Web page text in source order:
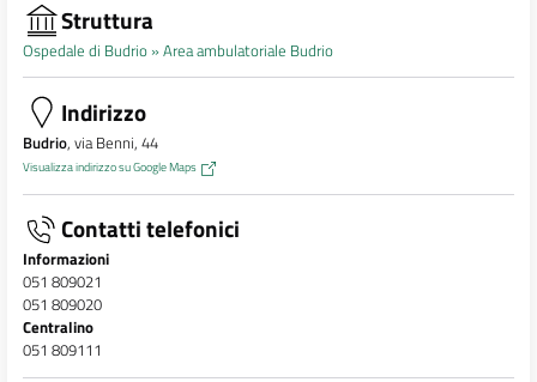
Struttura
Ospedale di Budrio »Area ambulatoriale Budrio
Indirizzo
Budrio, via Benni, 44
Visualizza indirizzo su Google Maps
Contatti telefonici
Informazioni
051 809021
051 809020
Centralino
051 809111